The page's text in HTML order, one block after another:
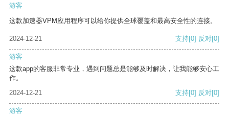
游客
这款加速器VPM应用程序可以给你提供全球覆盖和最高安全性的连接。
2024-12-21 支持[0] 反对[0]
游客
这款app的客服非常专业，遇到问题总是能够及时解决，让我能够安心工
作。
2024-12-21
支持[0] 反对[0]
游客